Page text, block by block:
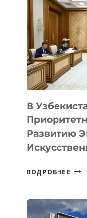
В
Развитию
ПОДРОБНЕЕ В